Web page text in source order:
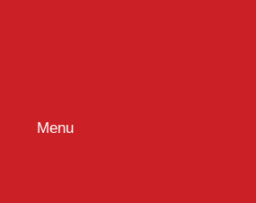
Menu